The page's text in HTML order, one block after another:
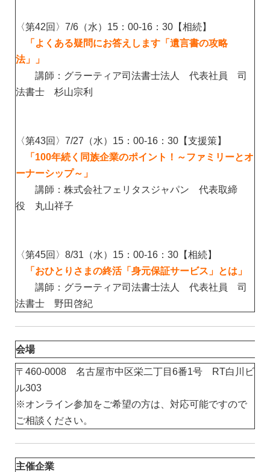
〈第42回〉7/6（水）15：00-16：30【相続】
「よくある疑問にお答えします「遺言書の攻略
法」」
講師：グラーティア司法書士法人 代表社員 司
法書士 杉山宗利
〈第43回〉7/27（水）15：00-16：30【支援策】
「100年続く同族企業のポイント！～ファミリーとオ
ーナーシップ～」
講師：株式会社フェリタスジャパン 代表取締
役 丸山祥子
〈第45回〉8/31（水）15：00-16：30【相続】
「おひとりさまの終活「身元保証サービス」とは」
講師：グラーティア司法書士法人 代表社員 司
法書士 野田啓紀
会場
〒460-0008 名古屋市中区栄二丁目6番1号 RT白川ビ
ル303
※オンライン参加をご希望の方は、対応可能ですので
ご相談ください。
主催企業